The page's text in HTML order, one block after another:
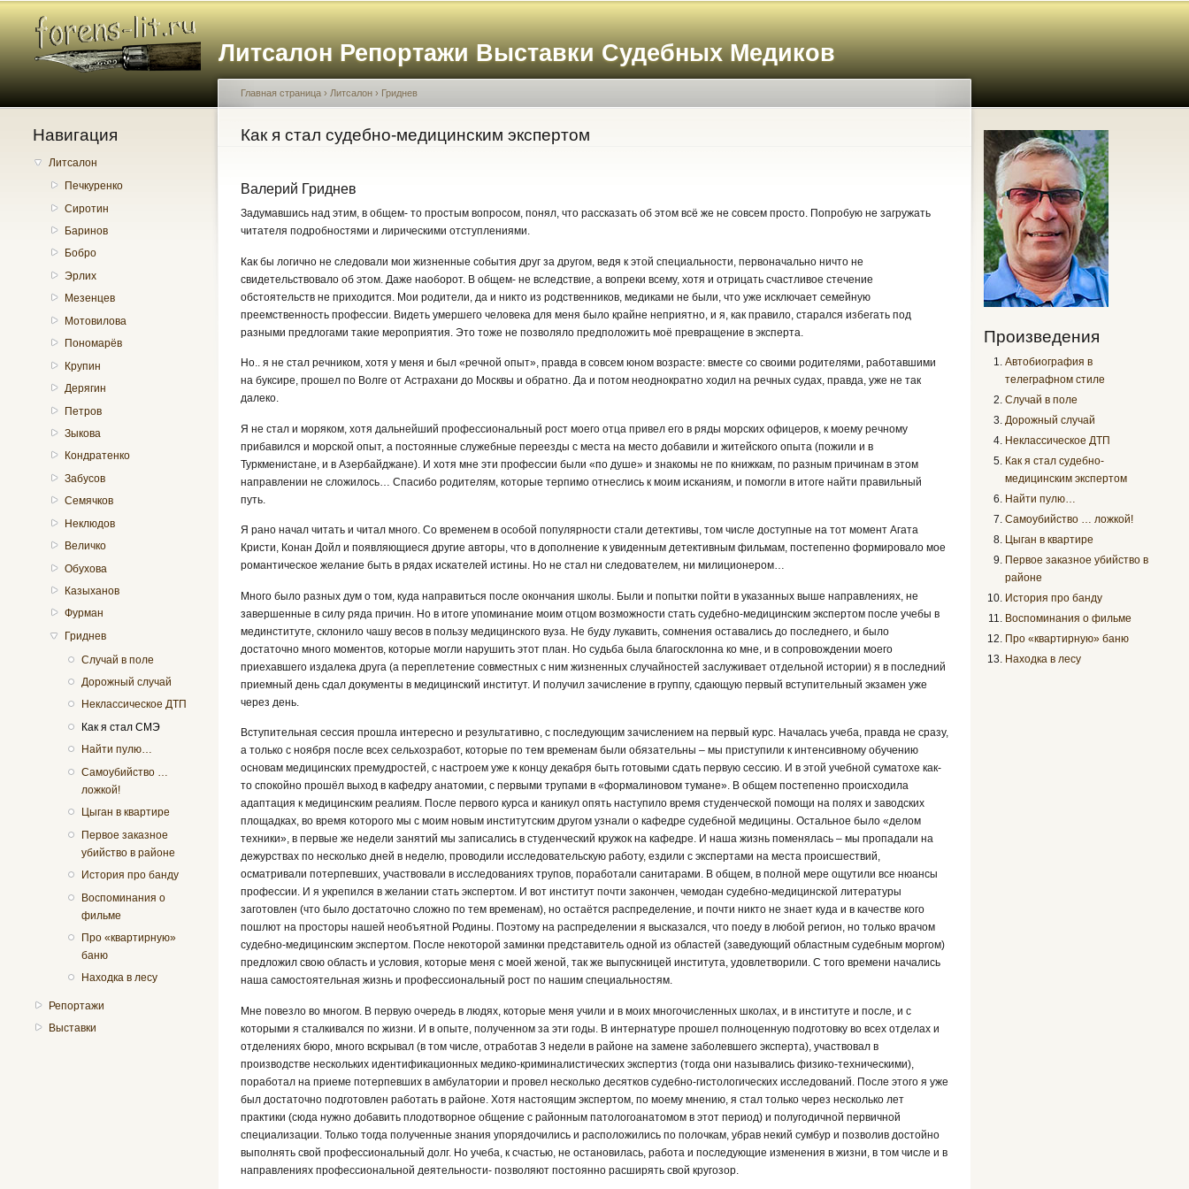
Литсалон Репортажи Выставки Судебных Медиков
Навигация
Литсалон
Печкуренко
Сиротин
Баринов
Бобро
Эрлих
Мезенцев
Мотовилова
Пономарёв
Крупин
Дерягин
Петров
Зыкова
Кондратенко
Забусов
Семячков
Неклюдов
Величко
Обухова
Казыханов
Фурман
Гриднев
Случай в поле
Дорожный случай
Неклассическое ДТП
Как я стал СМЭ
Найти пулю…
Самоубийство …
ложкой!
Цыган в квартире
Первое заказное
убийство в районе
История про банду
Воспоминания о
фильме
Про «квартирную»
баню
Находка в лесу
Репортажи
Выставки
Вы здесь
Главная страница › Литсалон › Гриднев
Как я стал судебно-медицинским экспертом
Валерий Гриднев
Задумавшись над этим, в общем- то простым вопросом, понял, что рассказать об этом всё же не совсем просто. Попробую не загружать
читателя подробностями и лирическими отступлениями.
Как бы логично не следовали мои жизненные события друг за другом, ведя к этой специальности, первоначально ничто не
свидетельствовало об этом. Даже наоборот. В общем- не вследствие, а вопреки всему, хотя и отрицать счастливое стечение
обстоятельств не приходится. Мои родители, да и никто из родственников, медиками не были, что уже исключает семейную
преемственность профессии. Видеть умершего человека для меня было крайне неприятно, и я, как правило, старался избегать под
разными предлогами такие мероприятия. Это тоже не позволяло предположить моё превращение в эксперта.
Но.. я не стал речником, хотя у меня и был «речной опыт», правда в совсем юном возрасте: вместе со своими родителями, работавшими
на буксире, прошел по Волге от Астрахани до Москвы и обратно. Да и потом неоднократно ходил на речных судах, правда, уже не так
далеко.
Я не стал и моряком, хотя дальнейший профессиональный рост моего отца привел его в ряды морских офицеров, к моему речному
прибавился и морской опыт, а постоянные служебные переезды с места на место добавили и житейского опыта (пожили и в
Туркменистане, и в Азербайджане). И хотя мне эти профессии были «по душе» и знакомы не по книжкам, по разным причинам в этом
направлении не сложилось… Спасибо родителям, которые терпимо отнеслись к моим исканиям, и помогли в итоге найти правильный
путь.
Я рано начал читать и читал много. Со временем в особой популярности стали детективы, том числе доступные на тот момент Агата
Кристи, Конан Дойл и появляющиеся другие авторы, что в дополнение к увиденным детективным фильмам, постепенно формировало мое
романтическое желание быть в рядах искателей истины. Но не стал ни следователем, ни милиционером…
Много было разных дум о том, куда направиться после окончания школы. Были и попытки пойти в указанных выше направлениях, не
завершенные в силу ряда причин. Но в итоге упоминание моим отцом возможности стать судебно-медицинским экспертом после учебы в
мединституте, склонило чашу весов в пользу медицинского вуза. Не буду лукавить, сомнения оставались до последнего, и было
достаточно много моментов, которые могли нарушить этот план. Но судьба была благосклонна ко мне, и в сопровождении моего
приехавшего издалека друга (а переплетение совместных с ним жизненных случайностей заслуживает отдельной истории) я в последний
приемный день сдал документы в медицинский институт. И получил зачисление в группу, сдающую первый вступительный экзамен уже
через день.
Вступительная сессия прошла интересно и результативно, с последующим зачислением на первый курс. Началась учеба, правда не сразу,
а только с ноября после всех сельхозработ, которые по тем временам были обязательны – мы приступили к интенсивному обучению
основам медицинских премудростей, с настроем уже к концу декабря быть готовыми сдать первую сессию. И в этой учебной суматохе как-
то спокойно прошёл выход в кафедру анатомии, с первыми трупами в «формалиновом тумане». В общем постепенно происходила
адаптация к медицинским реалиям. После первого курса и каникул опять наступило время студенческой помощи на полях и заводских
площадках, во время которого мы с моим новым институтским другом узнали о кафедре судебной медицины. Остальное было «делом
техники», в первые же недели занятий мы записались в студенческий кружок на кафедре. И наша жизнь поменялась – мы пропадали на
дежурствах по несколько дней в неделю, проводили исследовательскую работу, ездили с экспертами на места происшествий,
осматривали потерпевших, участвовали в исследованиях трупов, поработали санитарами. В общем, в полной мере ощутили все нюансы
профессии. И я укрепился в желании стать экспертом. И вот институт почти закончен, чемодан судебно-медицинской литературы
заготовлен (что было достаточно сложно по тем временам), но остаётся распределение, и почти никто не знает куда и в качестве кого
пошлют на просторы нашей необъятной Родины. Поэтому на распределении я высказался, что поеду в любой регион, но только врачом
судебно-медицинским экспертом. После некоторой заминки представитель одной из областей (заведующий областным судебным моргом)
предложил свою область и условия, которые меня с моей женой, так же выпускницей института, удовлетворили. С того времени начались
наша самостоятельная жизнь и профессиональный рост по нашим специальностям.
Мне повезло во многом. В первую очередь в людях, которые меня учили и в моих многочисленных школах, и в институте и после, и с
которыми я сталкивался по жизни. И в опыте, полученном за эти годы. В интернатуре прошел полноценную подготовку во всех отделах и
отделениях бюро, много вскрывал (в том числе, отработав 3 недели в районе на замене заболевшего эксперта), участвовал в
производстве нескольких идентификационных медико-криминалистических экспертиз (тогда они назывались физико-техническими),
поработал на приеме потерпевших в амбулатории и провел несколько десятков судебно-гистологических исследований. После этого я уже
был достаточно подготовлен работать в районе. Хотя настоящим экспертом, по моему мнению, я стал только через несколько лет
практики (сюда нужно добавить плодотворное общение с районным патологоанатомом в этот период) и полугодичной первичной
специализации. Только тогда полученные знания упорядочились и расположились по полочкам, убрав некий сумбур и позволив достойно
выполнять свой профессиональный долг. Но учеба, к счастью, не остановилась, работа и последующие изменения в жизни, в том числе и в
направлениях профессиональной деятельности- позволяют постоянно расширять свой кругозор.
Произведения
Автобиография в
телеграфном стиле
Случай в поле
Дорожный случай
Неклассическое ДТП
Как я стал судебно-
медицинским экспертом
Найти пулю…
Самоубийство … ложкой!
Цыган в квартире
Первое заказное убийство в
районе
История про банду
Воспоминания о фильме
Про «квартирную» баню
Находка в лесу